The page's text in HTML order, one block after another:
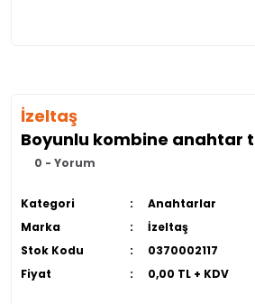
İzeltaş
Boyunlu kombine anahtar
0 - Yorum
Kategori
Anahtarlar
Marka
İzeltaş
Stok Kodu
0370002117
Fiyat
0,00 TL + KDV